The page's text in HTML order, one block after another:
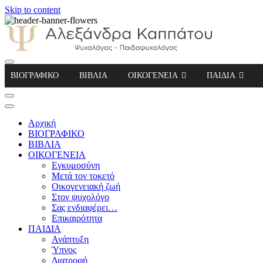
Skip to content
Αλεξάνδρα Καππάτου Ψυχολόγος –
ΒΙΟΓΡΑΦΙΚΟ ΒΙΒΛΙΑ ΟΙΚΟΓΕΝΕΙΑ ΠΑΙΔΙΑ
Αρχική
ΒΙΟΓΡΑΦΙΚΟ
ΒΙΒΛΙΑ
ΟΙΚΟΓΕΝΕΙΑ
Εγκυμοσύνη
Μετά τον τοκετό
Οικογενειακή ζωή
Στον ψυχολόγο
Σας ενδιαφέρει…
Επικαιρότητα
ΠΑΙΔΙΑ
Ανάπτυξη
Ύπνος
Διατροφή